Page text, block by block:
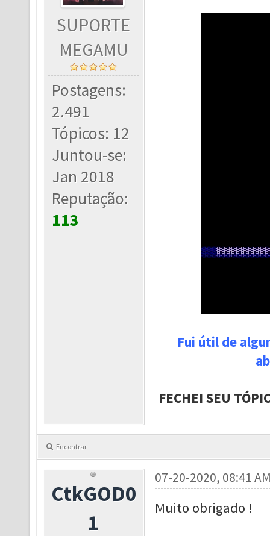
SUPORTE
MEGAMU
Postagens:
2.491
Tópicos: 12
Juntou-se:
Jan 2018
Reputação:
113
Fui útil de
FECHEI SEU
Encontrar
CtkGOD0
1
07-20-2020, 08:41
Muito obrigado !